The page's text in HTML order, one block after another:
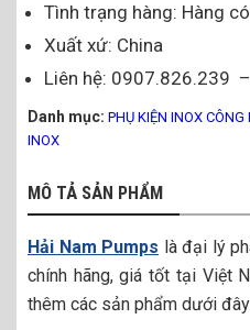
Tình trạng hàng: Hàng
Xuất xứ: China
Liên hệ: 0907.826.239
Danh mục: PHỤ KIỆN INOX CÔNG
INOX
MÔ TẢ SẢN PHẨM
Hải Nam Pumps là đại lý
chính hãng, giá tốt tại Việt
thêm các sản phẩm dưới